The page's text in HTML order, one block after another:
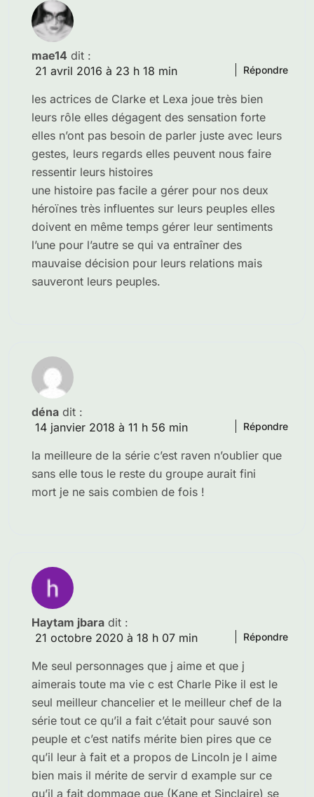
mae14 dit :
21 avril 2016 à 23 h 18 min
les actrices de Clarke et Lexa joue très bien
leurs rôle elles dégagent des sensation forte
elles n’ont pas besoin de parler juste avec leurs
gestes, leurs regards elles peuvent nous faire
ressentir leurs histoires
une histoire pas facile a gérer pour nos deux
héroïnes très influentes sur leurs peuples elles
doivent en même temps gérer leur sentiments
l’une pour l’autre se qui va entraîner des
mauvaise décision pour leurs relations mais
sauveront leurs peuples.
Répondre
déna dit :
14 janvier 2018 à 11 h 56 min
la meilleure de la série c’est raven n’oublier que
sans elle tous le reste du groupe aurait fini
mort je ne sais combien de fois !
Répondre
Haytam jbara dit :
21 octobre 2020 à 18 h 07 min
Me seul personnages que j aime et que j
aimerais toute ma vie c est Charle Pike il est le
seul meilleur chancelier et le meilleur chef de la
série tout ce qu’il a fait c’était pour sauvé son
peuple et c’est natifs mérite bien pires que ce
qu’il leur à fait et a propos de Lincoln je l aime
bien mais il mérite de servir d example sur ce
qu’il a fait dommage que (Kane et Sinclaire) se
Répondre